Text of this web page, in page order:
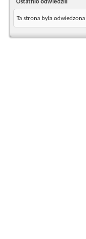
Ostatnio odwiedzili
Ta strona była odwiedzona